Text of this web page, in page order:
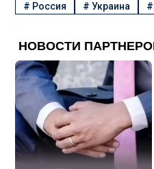
# Россия #Украина #